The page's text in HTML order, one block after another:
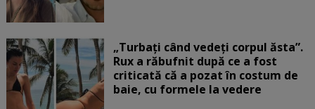
„Turbați când vedeți corpul ăsta”.
Rux a răbufnit după ce a fost
criticată că a pozat în costum de
baie, cu formele la vedere